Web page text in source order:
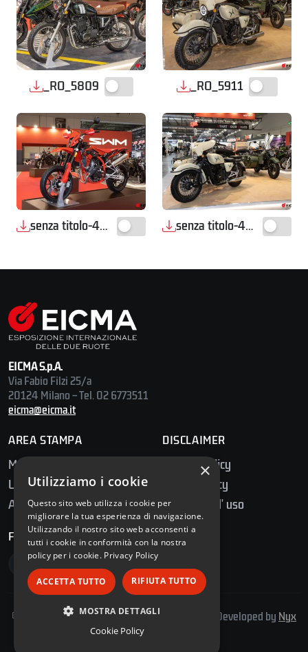
_RO_5809 _RO_5911
senza titolo-4667 senza titolo-4669
EICMA S.p.A.
Via Fabio Filzi 25/a
20124 Milano – Tel. 02 6773511
eicma@eicma.it
AREA STAMPA
Media Center
Ufficio Stampa
Accredito Stampa
DISCLAIMER
Privacy Policy
Cookie Policy
Condizioni d' uso
FOLLOW US
© 2026 E.I.C.M.A. S.p.A. – Tutti i diritti riservati | Developed by Nyx
Solutions
×
Utilizziamo i cookie
Questo sito web utilizza i cookie per
migliorare la tua esperienza di navigazione.
Utilizzando il nostro sito web acconsenti a
tutti i cookie in conformità con la nostra
policy per i cookie. Privacy Policy
ACCETTA TUTTO RIFIUTA TUTTO
MOSTRA DETTAGLI
STRETTAMENTE NECESSARI
Cookie Policy